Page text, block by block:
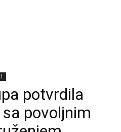
potvrdila
povoljnim